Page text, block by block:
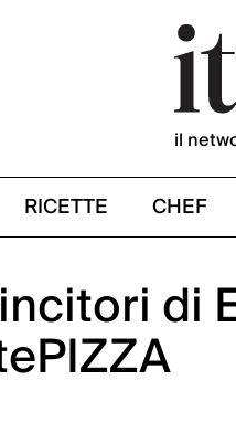
il
RICETTE CHEF
di